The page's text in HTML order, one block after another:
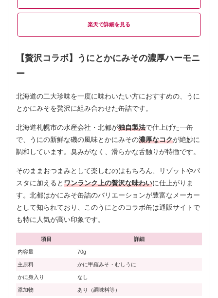
楽天
【贅沢コラボ】うにとかにみその濃厚ハーモニ
ー
北海道の二大珍味を一度に味わいたい方におすすめの、うに
とかにみそを贅沢に組み合わせた缶詰です。
北海道札幌市の水産会社・北都が独自製法で仕上げた一缶
で、うにの新鮮な磯の風味とかにみその濃厚なコクが絶妙に
調和しています。臭みがなく、滑らかな舌触りが特徴です。
そのままおつまみとして楽しむのはもちろん、リゾットやパ
スタに加えるとワンランク上の贅沢な味わいに仕上がりま
す。北都はかにみそ缶詰のバリエーションが豊富なメーカー
として知られており、このうにとのコラボ缶は通販サイトで
も特に人気が高い印象です。
項目 詳細
内容量 70g
主原料 かに甲羅みそ・むしうに
かに身入り なし
添加物 あり（調味料等）